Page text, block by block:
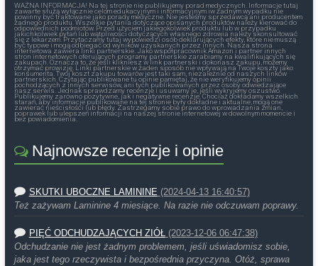
WAŻNA INFORMACJA! Na tej stronie nie publikujemy porad medycznych. Informacje tutaj
zawarte służą wyłącznie celom edukacyjnym i informacyjnym iw żadnym wypadku nie
powinny być traktowane jako porady medyczne. Nie jesteśmy sprzedawcą ani producentem
żadnego produktu. Wszelkie pytania dotyczące opisanych produktów należy kierować do
odpowiednich podmiotów. Przed użyciem jakiegokolwiek produktu lub w przypadku
jakichkolwiek pytań lub wątpliwości dotyczących własnego zdrowia należy skonsultować
się z lekarzem. Przytaczamy tutaj wypowiedzi osób deklarujących efekty, które nie muszą
być typowe i mogą odbiegać od wyników uzyskanych przez innych. Nasza strona
internetowa zawiera linki partnerskie. Jako współpracownik Amazon i partner innych
stron internetowych oferujących programy partnerskie zarabiamy na kwalifikujących się
zakupach. Oznacza to, że jeśli klikniesz w link partnerski i dokonasz zakupu, możemy
otrzymać prowizję. Linki partnerskie w żaden sposób nie wpływają na Twoje koszty jako
konsumenta. Twój koszt zakupu towarów jest taki sam, niezależnie od naszych linków
partnerskich. Czytając publikowane tu opinie pamiętaj, że nie weryfikujemy opinii
pochodzących z innych serwisów, ani tych publikowanych przez osoby odwiedzające
nasz serwis. Jednak sprawdzamy recenzje i usuwamy je, jeśli wykryjemy oszustwo.
Publikujemy zarówno pozytywne, jak i negatywne recenzje. Chociaż dokładamy wszelkich
starań, aby informacje publikowane na tej stronie były dokładne i aktualne, mogą one
zawierać nieścisłości lub błędy. Zastrzegamy sobie prawo do wprowadzania zmian,
poprawek lub ulepszeń informacji na naszej stronie internetowej w dowolnym momencie i
bez powiadomienia.
Najnowsze recenzje i opinie
SKUTKI UBOCZNE LAMININE (2024-04-13 16:40:57)
Też zażywam Laminine 4 miesiące. Na razie nie odczuwam poprawy.
PIĘĆ ODCHUDZAJĄCYCH ZIÓŁ (2023-12-06 06:47:38)
Odchudzanie nie jest żadnym problemem, jeśli uświadomisz sobie,
jaka jest tego rzeczywista i bezpośrednia przyczyna. Otóż, sprawa